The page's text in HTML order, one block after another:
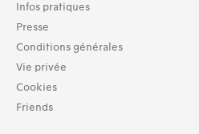
Infos pratiques
Presse
Conditions générales
Vie privée
Cookies
Friends